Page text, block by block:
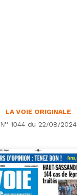
LA VOIE ORIGINALE
N° 1044 du 22/08/2024